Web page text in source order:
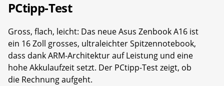
PCtipp-Test
Gross, flach, leicht: Das neue Asus Zenbook A16 ist
ein 16 Zoll grosses, ultraleichter Spitzennotebook,
dass dank ARM-Architektur auf Leistung und eine
hohe Akkulaufzeit setzt. Der PCtipp-Test zeigt, ob
die Rechnung aufgeht.